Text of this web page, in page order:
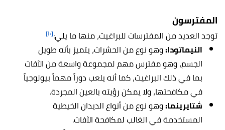
المفترسون
توجد العديد من المفترسات للبراغيث، منها ما يلي:[١٠]
النيماتودا:وهو نوع من الحشرات، يتميز بأنه طويل
الجسم، وهو مفترس مهم لمجموعة واسعة من الآفات
بما في ذلك البراغيث، كما أنه يلعب دوراً مهماً بيولوجياً
في مكافحتها، ولا يمكن رؤيته بالعين المجردة.
شتايرينما:وهو نوع من أنواع الديدان الخيطية
المستخدمة في الغالب لمكافحة الآفات.